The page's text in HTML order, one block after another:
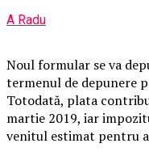
A Radu
Noul formular se va
termenul de depunere
Totodată, plata
martie 2019, iar
venitul estimat pentru